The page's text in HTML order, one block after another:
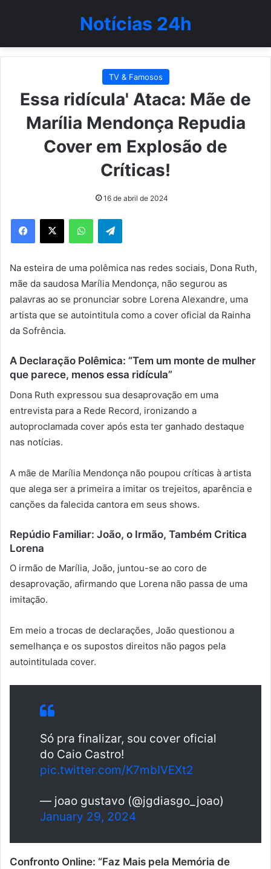
Notícias 24h
TV & Famosos
Essa ridícula' Ataca: Mãe de
Marília Mendonça Repudia
Cover em Explosão de
Críticas!
16 de abril de 2024
WhatsAppTelegram
Na esteira de uma polêmica nas redes sociais, Dona Ruth,
mãe da saudosa Marília Mendonça, não segurou as
palavras ao se pronunciar sobre Lorena Alexandre, uma
artista que se autointitula como a cover oficial da Rainha
da Sofrência.
A Declaração Polêmica: “Tem um monte de mulher
que parece, menos essa ridícula”
Dona Ruth expressou sua desaprovação em uma
entrevista para a Rede Record, ironizando a
autoproclamada cover após esta ter ganhado destaque
nas notícias.
A mãe de Marília Mendonça não poupou críticas à artista
que alega ser a primeira a imitar os trejeitos, aparência e
canções da falecida cantora em seus shows.
Repúdio Familiar: João, o Irmão, Também Critica
Lorena
O irmão de Marília, João, juntou-se ao coro de
desaprovação, afirmando que Lorena não passa de uma
imitação.
Em meio a trocas de declarações, João questionou a
semelhança e os supostos direitos não pagos pela
autointitulada cover.
Só pra finalizar, sou cover oficial
do Caio Castro!
pic.twitter.com/K7mbIVEXt2
— joao gustavo (@jgdiasgo_joao)
January 29, 2024
Confronto Online: “Faz Mais pela Memória de